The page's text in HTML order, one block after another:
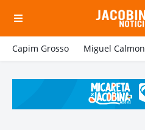
Capim Grosso Miguel Calmon